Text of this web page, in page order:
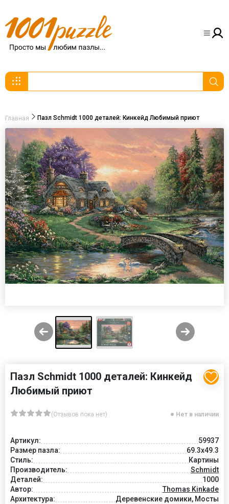
Главная Пазл Schmidt 1000 деталей: Кинкейд Любимый приют
Пазл Schmidt 1000 деталей: Кинкейд
Любимый приют
(Отзывов пока нет) Нет в наличии
Артикул:
59937
Размер пазла:
69.3x49.3
Стиль:
Картины
Производитель:
Schmidt
Деталей:
1000
Автор:
Thomas Kinkade
Архитектура:
Деревенские домики, Мосты